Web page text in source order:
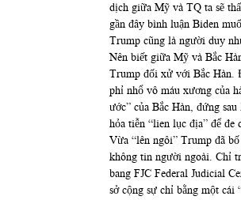
dịch giữa Mỹ và TQ ta sẽ
gần đây bình luận Biden
Trump cũng là người duy
Nên biết giữa Mỹ và Bắc
Trump đối xử với Bắc Hàn.
phỉ nhổ vô máu xương của
ước” của Bắc Hàn, đứng
hỏa tiễn “lien lục địa” để đe
Vừa “lên ngôi” Trump đã
không tin người ngoài. Chỉ
bang FJC Federal Judicial
sở cộng sự chỉ bằng một